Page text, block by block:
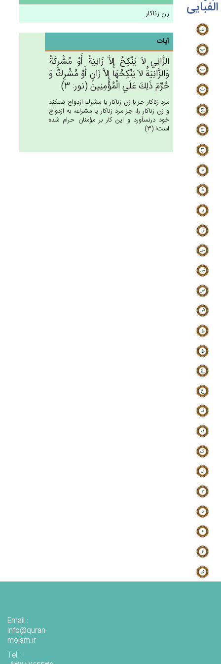
الفبایی زن زناکار
آیات
الزَّانِي‌ لاَ يَنْكِح‌ُ إِلاَّ زَانِيَة‌ً أَوْ مُشْرِكَة‌ً
وَالزَّانِيَة‌ُ لاَ يَنْكِحُهَا إِلاَّ زَان‌ٍ أَوْ مُشْرِك‌ٌ وَ
حُرِّم‌َ ذَلِك‌َ عَلَي‌ الْمُؤْمِنِين‌َ (نور: 3)
مرد زناكار جز با زن زناكار يا مشرك ازدواج نمى‏كند
و زن زناكار را، جز مرد زناكار يا مشرك، به ازدواج
خود درنمى‏آورد و اين كار بر مؤمنان حرام شده
است! (3)
Email :
info@quran-
mojam.ir
Tel :